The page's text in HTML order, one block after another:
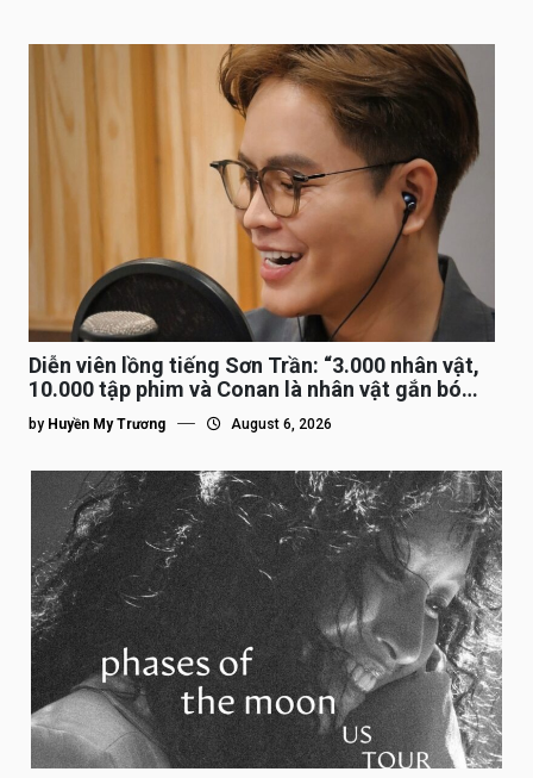
Diễn viên lồng tiếng Sơn Trần: “3.000 nhân vật,
10.000 tập phim và Conan là nhân vật gắn bó
lâu nhất”
by Huyền My Trương August 6, 2026